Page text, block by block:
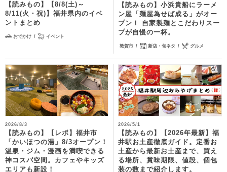
【読みもの】【8/8(土)～
8/11(火・祝)】福井県内のイベ
ントまとめ
おでかけ イベント
【読みもの】小浜貴船にラーメ
ン屋「麺屋為せば成る」がオー
プン！ 自家製麺とこだわりスー
プが自慢の一杯。
敦賀市 新店・旬ネタ グルメ
2026/8/3
【読みもの】【レポ】福井市
「かいほつの湯」8/3オープン！
温泉・ジム・漫画を満喫できる
神コスパ空間。カフェやキッズ
エリアも新設！
2026/5/1
【読みもの】【2026年最新】福
井駅お土産徹底ガイド。定番お
土産から最新お土産まで、買え
る場所、賞味期限、値段、個包
装の数まで紹介します。